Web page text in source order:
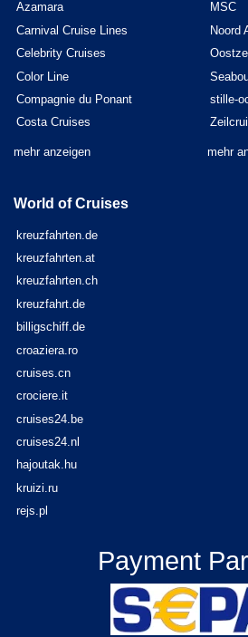
Azamara
Carnival Cruise Lines
Celebrity Cruises
Color Line
Compagnie du Ponant
Costa Cruises
mehr anzeigen
MSC
Noord
stille-
mehr
World of Cruises
kreuzfahrten.de
kreuzfahrten.at
kreuzfahrten.ch
kreuzfahrt.de
billigschiff.de
croaziera.ro
cruises.cn
crociere.it
cruises24.be
cruises24.nl
hajoutak.hu
kruizi.ru
rejs.pl
Payment